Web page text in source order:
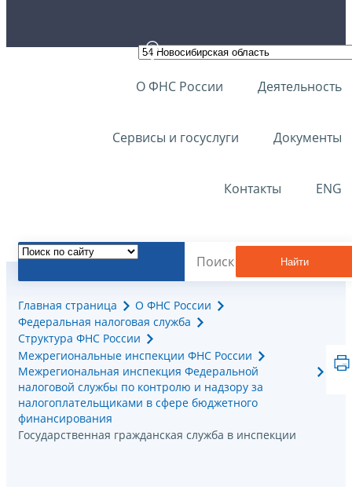
О ФНС России Деятельность
Сервисы и госуслуги Документы
Контакты ENG
Найти
Главная страница
О ФНС России
Федеральная налоговая служба
Структура ФНС России
Межрегиональные инспекции ФНС России
Межрегиональная инспекция Федеральной
налоговой службы по контролю и надзору за
налогоплательщиками в сфере бюджетного
финансирования
Государственная гражданская служба в инспекции